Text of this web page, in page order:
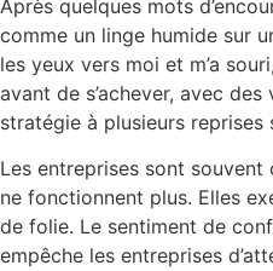
Après quelques mots
comme un linge humide sur
les yeux vers moi et m’a
avant de s’achever, avec
stratégie à plusieurs
Les entreprises sont
ne fonctionnent plus. Elles
de folie. Le sentiment de
empêche les entreprises